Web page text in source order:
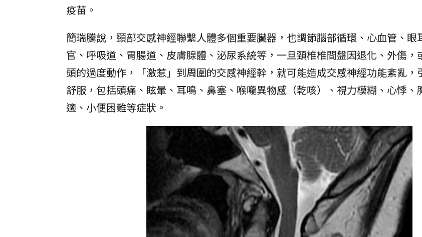
疫苗。
簡瑞騰說，頸部交感神經聯繫人體多個重要臟器，也調節腦部循環、心血管、眼
官、呼吸道、胃腸道、皮膚腺體、泌尿系統等，一旦頸椎椎間盤因退化、外傷，
頭的過度動作，「激惹」到周圍的交感神經幹，就可能造成交感神經功能紊亂，
舒服，包括頭痛、眩暈、耳鳴、鼻塞、喉嚨異物感（乾咳）、視力模糊、心悸、
適、小便困難等症狀。